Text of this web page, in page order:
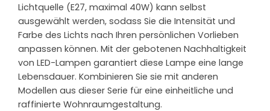
Lichtquelle (E27, maximal 40W) kann selbst
ausgewählt werden, sodass Sie die Intensität und
Farbe des Lichts nach Ihren persönlichen Vorlieben
anpassen können. Mit der gebotenen Nachhaltigkeit
von LED-Lampen garantiert diese Lampe eine lange
Lebensdauer. Kombinieren Sie sie mit anderen
Modellen aus dieser Serie für eine einheitliche und
raffinierte Wohnraumgestaltung.